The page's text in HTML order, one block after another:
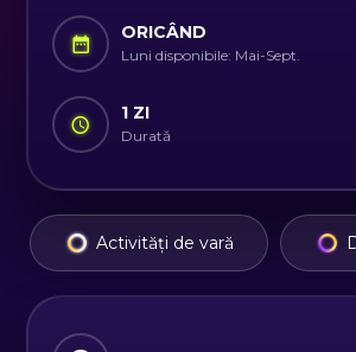
ORICÂND
Luni disponibile: Mai-Sept.
1 ZI
Durată
Activități de vară